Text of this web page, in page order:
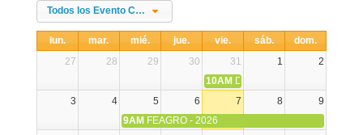
Todos los Evento Categories
lun. mar. mié. jue. vie. sáb.
dom.
27
28 29 30 31 1
2
10AM DIA NACIONAL DE LA
3
4 5 6 7 8
9
9AM FEAGRO - 2026